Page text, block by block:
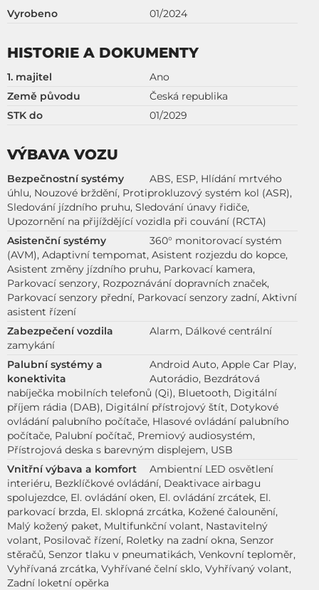
Vyrobeno 01/2024
HISTORIE A DOKUMENTY
1. majitel
Ano
Země původu
Česká republika
STK do
01/2029
VÝBAVA VOZU
Bezpečnostní systémy
ABS, ESP, Hlídání mrtvého
úhlu, Nouzové brždění, Protiprokluzový systém kol (ASR),
Sledování jízdního pruhu, Sledování únavy řidiče,
Upozornění na přijíždějící vozidla při couvání (RCTA)
Asistenční systémy
360° monitorovací systém
(AVM), Adaptivní tempomat, Asistent rozjezdu do kopce,
Asistent změny jízdního pruhu, Parkovací kamera,
Parkovací senzory, Rozpoznávání dopravních značek,
Parkovací senzory přední, Parkovací senzory zadní, Aktivní
asistent řízení
Zabezpečení vozdila
Alarm, Dálkové centrální
zamykání
Palubní systémy a
konektivita
Android Auto, Apple Car Play,
Autorádio, Bezdrátová
nabíječka mobilních telefonů (Qi), Bluetooth, Digitální
příjem rádia (DAB), Digitální přístrojový štít, Dotykové
ovládání palubního počítače, Hlasové ovládání palubního
počítače, Palubní počítač, Premiový audiosystém,
Přístrojová deska s barevným displejem, USB
Vnitřní výbava a komfort
Ambientní LED osvětlení
interiéru, Bezklíčkové ovládání, Deaktivace airbagu
spolujezdce, El. ovládání oken, El. ovládání zrcátek, El.
parkovací brzda, El. sklopná zrcátka, Kožené čalounění,
Malý kožený paket, Multifunkční volant, Nastavitelný
volant, Posilovač řízení, Roletky na zadní okna, Senzor
stěračů, Senzor tlaku v pneumatikách, Venkovní teploměr,
Vyhřívaná zrcátka, Vyhřívané čelní sklo, Vyhřívaný volant,
Zadní loketní opěrka